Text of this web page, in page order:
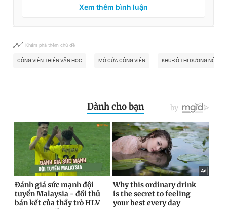
Xem thêm bình luận
Khám phá thêm chủ đề
CÔNG VIÊN THIÊN VĂN HỌC MỞ CỬA CÔNG VIÊN KHU ĐÔ THỊ DƯƠNG NỘI